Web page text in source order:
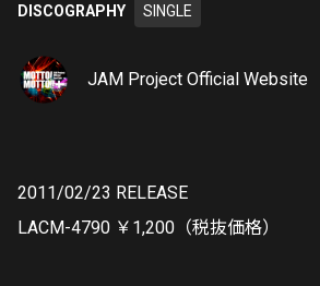
DISCOGRAPHY SINGLE
JAM Project Official Website
2011/02/23 RELEASE
LACM-4790 ￥1,200（税抜価格）